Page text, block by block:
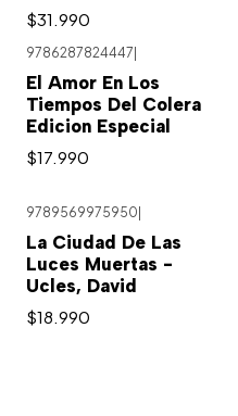
$31.990
9786287824447|
El Amor En Los
Tiempos Del Colera
Edicion Especial
$17.990
9789569975950
La Ciudad De Las
Luces Muertas -
Ucles, David
$18.990